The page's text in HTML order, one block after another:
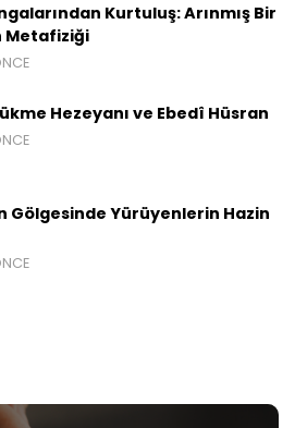
Kurtuluş: Arınmış Bir
Metafiziği
Hezeyanı ve Ebedî Hüsran
Gölgesinde Yürüyenlerin Hazin